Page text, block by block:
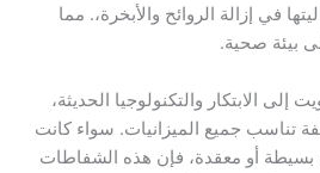
إزالة الروائح والأبخرة،. مما
صحية.
والتكنولوجيا الحديثة،
جميع الميزانيات. سواء كانت
أو معقدة، فإن هذه الشفاطات